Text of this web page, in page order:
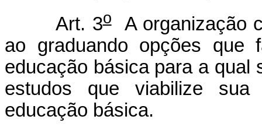
Art. 3oA organização
ao graduando opções que
educação básica para a qual
estudos que viabilize
educação básica.